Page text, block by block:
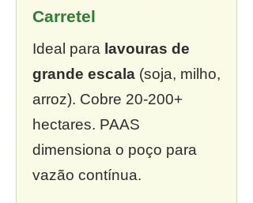
Carretel
Ideal para lavouras de
grande escala (soja, milho,
arroz). Cobre 20-200+
hectares. PAAS
dimensiona o poço para
vazão contínua.